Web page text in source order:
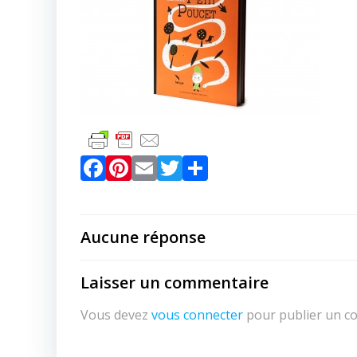
Facebook
Pinterest
EmailTwitter
Aucune réponse
Laisser un commentaire
Vous devez vous connecter pour publier un